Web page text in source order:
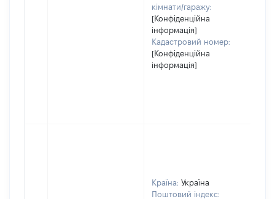
кімнати/гаражу:
[Конфіденційна
інформація]
Кадастровий номер:
[Конфіденційна
інформація]
Країна: Україна
Поштовий індекс: